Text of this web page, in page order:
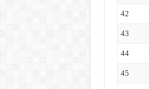
42
43
44
45